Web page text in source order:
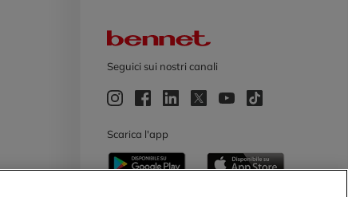
Seguici sui nostri canali
Scarica l'app